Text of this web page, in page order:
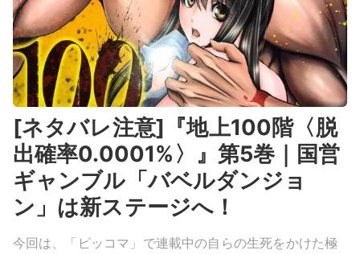
[ネタバレ注意]『地上100階〈脱
出確率0.0001%〉』第5巻｜国営
ギャンブル「バベルダンジョ
ン」は新ステージへ！
今回は、「ピッコマ」で連載中の自らの生死をかけた極